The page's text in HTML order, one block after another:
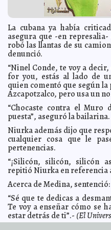
2014-04-03 20:47:34 Expo Alternativa
alternativas de estudio Elena Martin
2014-04-03 20:44:29 Distribuyen
Comisión Permanente de
familia” Valeria Fernández
2014-04-03 20:14:41 El programa
policía en la comunidad Osvaldo
2014-04-03 20:10:18 Casting regional,
“María de Buenos Aires, Operita
2014-04-03 20:05:50 En Yucatán,
educación de calidad para todos
2014-04-03 20:02:45 Los doctores del
DIF Mérida Ariel Martín
2014-04-03 16:51:50 Mujer muere
Eduardo Ignacio Ramos Pérez
2014-04-03 16:40:19 Alumnos de la
metro Claudia Sofía Gómez Infante
2014-04-03 16:38:27 Se reactiva el
para el país Claudia Sofía Gómez Infante
2014-04-03 16:34:49 "El Gabo";
La cubana ya había
asegura que -en
robó las llantas de su
denunció.
“Ninel Conde, te voy a
for you, estás al lado de
quien comentó que según
Azcapotzalco, pero usa un
“Chocaste contra el Muro
puesta”, aseguró la bailarina.
Niurka además dijo que
cualquier cosa que le
pertenencias.
“¡Silicón, silicón, silicón
repitió Niurka en referencia
Acerca de Medina, sentenció:
“Sé que te dedicas a
Te voy a enseñar cómo se
estar detrás de ti”.- (El